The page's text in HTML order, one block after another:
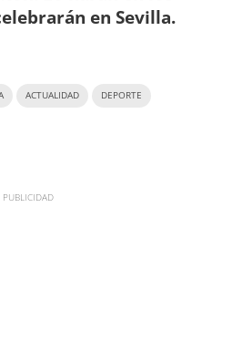
en Sevilla.
ACTUALIDAD DEPORTE